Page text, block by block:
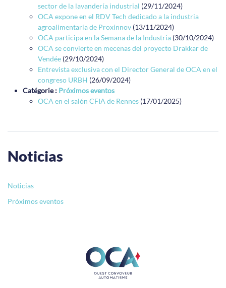
sector de la lavandería industrial (29/11/2024)
OCA expone en el RDV Tech dedicado a la industria
agroalimentaria de Proxinnov (13/11/2024)
OCA participa en la Semana de la Industria (30/10/2024)
OCA se convierte en mecenas del proyecto Drakkar de
Vendée (29/10/2024)
Entrevista exclusiva con el Director General de OCA en el
congreso URBH (26/09/2024)
Catégorie : Próximos eventos
OCA en el salón CFIA de Rennes (17/01/2025)
Noticias
Noticias
Próximos eventos